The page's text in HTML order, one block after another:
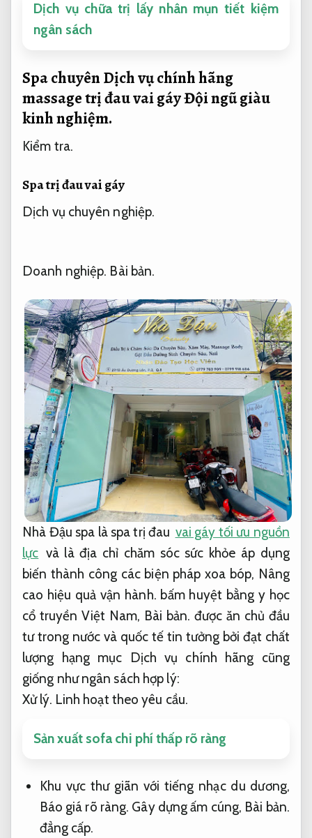
Dịch vụ chữa trị lấy nhân mụn tiết kiệm
ngân sách
Spa chuyên Dịch vụ chính hãng
massage trị đau vai gáyĐội ngũ giàu
kinh nghiệm.
Kiểm tra.
Spa trị đau vai gáy
Dịch vụ chuyên nghiệp.
Doanh nghiệp. Bài bản.
Nhà Đậu spa là spa trị đau vai gáy tối ưu nguồn
lực và là địa chỉ chăm sóc sức khỏe áp dụng
biến thành công các biện pháp xoa bóp, Nâng
cao hiệu quả vận hành. bấm huyệt bằng y học
cổ truyền Việt Nam, Bài bản. được ăn chủ đầu
tư trong nước và quốc tế tin tưởng bởi đạt chất
lượng hạng mục Dịch vụ chính hãng cũng
giống như ngân sách hợp lý:
Xử lý. Linh hoạt theo yêu cầu.
Sản xuất sofa chi phí thấp rõ ràng
Khu vực thư giãn với tiếng nhạc du dương,
Báo giá rõ ràng. Gây dựng ấm cúng, Bài bản.
đẳng cấp.